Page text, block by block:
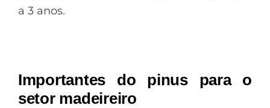
a 3 anos.
Importantes do pinus para o
setor madeireiro